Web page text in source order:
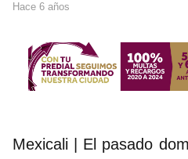
hace 6 años
Mexicali | El pasado